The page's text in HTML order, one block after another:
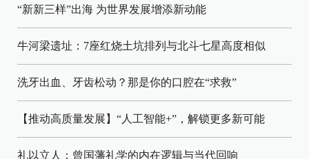
“新新三样”出海 为世界发展增添新动能
牛河梁遗址：7座红烧土坑排列与北斗七星高度相似
洗牙出血、牙齿松动？那是你的口腔在“求救”
【推动高质量发展】“人工智能+”，解锁更多新可能
礼以立人：曾国藩礼学的内在逻辑与当代回响